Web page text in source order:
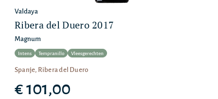
Valdaya
Ribera del Duero 2017
Magnum
Intens Tempranillo Vleesgerechten
Spanje, Ribera del Duero
€ 101,00